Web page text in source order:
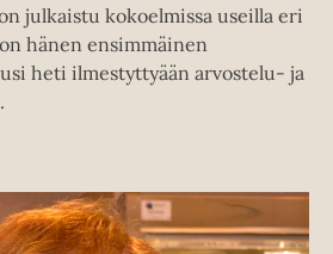
julkaistu kokoelmissa useilla eri
on hänen ensimmäinen
heti ilmestyttyään arvostelu- ja